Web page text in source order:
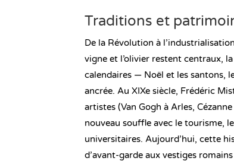
Traditions et
De la Révolution à
vigne et l’olivier restent centraux,
calendaires — Noël et les santons,
ancrée. Au XIXe siècle, Frédéric
artistes (Van Gogh à Arles,
nouveau souffle avec le tourisme,
universitaires. Aujourd’hui, cette
d’avant-garde aux vestiges